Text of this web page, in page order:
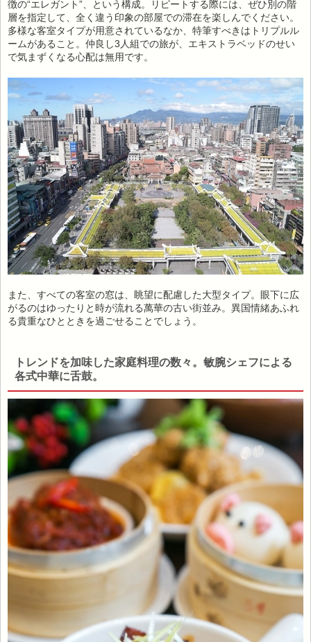
徴の“エレガント”、という構成。リピートする際には、ぜひ別の階
層を指定して、全く違う印象の部屋での滞在を楽しんでください。
多様な客室タイプが用意されているなか、特筆すべきはトリプルル
ームがあること。仲良し3人組での旅が、エキストラベッドのせい
で気まずくなる心配は無用です。
また、すべての客室の窓は、眺望に配慮した大型タイプ。眼下に広
がるのはゆったりと時が流れる萬華の古い街並み。異国情緒あふれ
る貴重なひとときを過ごせることでしょう。
トレンドを加味した家庭料理の数々。敏腕シェフによる
各式中華に舌鼓。